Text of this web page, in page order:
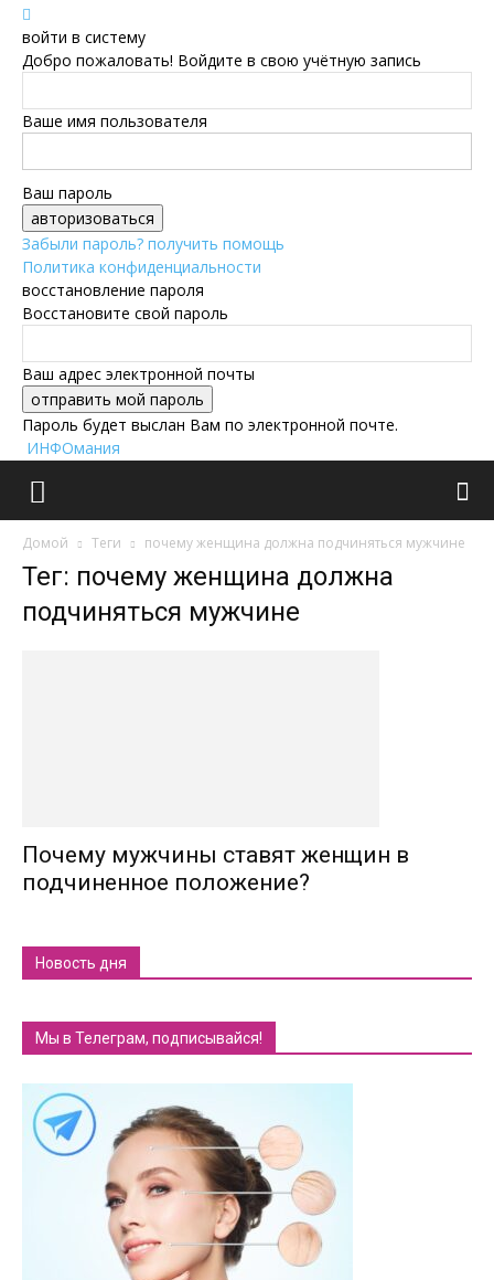
войти в систему
Добро пожаловать! Войдите в свою учётную запись
Ваше имя пользователя
Ваш пароль
Забыли пароль? получить помощь
Политика конфиденциальности
восстановление пароля
Восстановите свой пароль
Ваш адрес электронной почты
Пароль будет выслан Вам по электронной почте.
ИНФОмания
Домой Теги почему женщина должна подчиняться мужчине
Тег: почему женщина должна
подчиняться мужчине
Почему мужчины ставят женщин в
подчиненное положение?
Новость дня
Мы в Телеграм, подписывайся!